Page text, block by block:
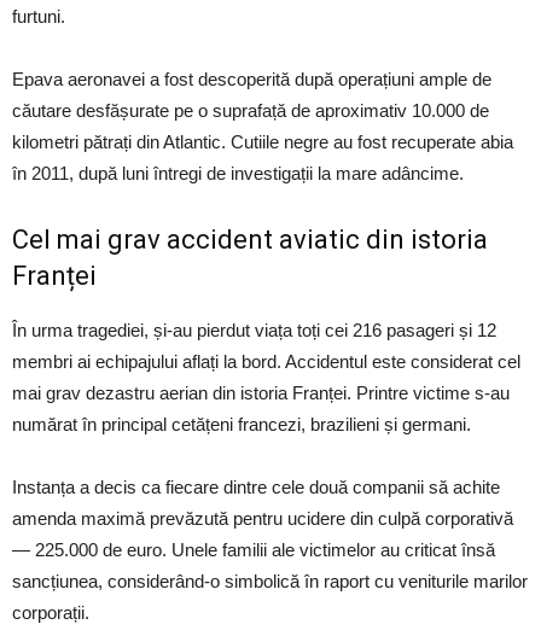
furtuni.
Epava aeronavei a fost descoperită după operațiuni ample de
căutare desfășurate pe o suprafață de aproximativ 10.000 de
kilometri pătrați din Atlantic. Cutiile negre au fost recuperate abia
în 2011, după luni întregi de investigații la mare adâncime.
Cel mai grav accident aviatic din istoria
Franței
În urma tragediei, și-au pierdut viața toți cei 216 pasageri și 12
membri ai echipajului aflați la bord. Accidentul este considerat cel
mai grav dezastru aerian din istoria Franței. Printre victime s-au
numărat în principal cetățeni francezi, brazilieni și germani.
Instanța a decis ca fiecare dintre cele două companii să achite
amenda maximă prevăzută pentru ucidere din culpă corporativă
— 225.000 de euro. Unele familii ale victimelor au criticat însă
sancțiunea, considerând-o simbolică în raport cu veniturile marilor
corporații.